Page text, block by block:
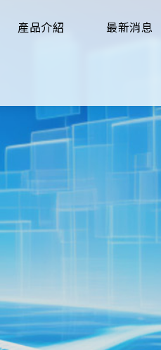
產品介紹 最新消息